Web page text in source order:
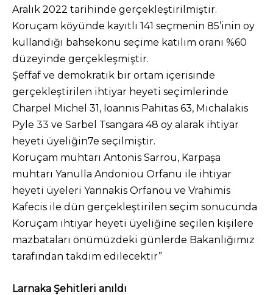
Aralık 2022 tarihinde gerçekleştirilmiştir.
Koruçam köyünde kayıtlı 141 seçmenin 85’inin oy
kullandığı bahsekonu seçime katılım oranı %60
düzeyinde gerçekleşmiştir.
Şeffaf ve demokratik bir ortam içerisinde
gerçekleştirilen ihtiyar heyeti seçimlerinde
Charpel Michel 31, Ioannis Pahitas 63, Michalakis
Pyle 33 ve Sarbel Tsangara 48 oy alarak ihtiyar
heyeti üyeliğin7e seçilmiştir.
Koruçam muhtarı Antonis Sarrou, Karpaşa
muhtarı Yanulla Andoniou Orfanu ile ihtiyar
heyeti üyeleri Yannakis Orfanou ve Vrahimis
Kafecis ile dün gerçekleştirilen seçim sonucunda
Koruçam ihtiyar heyeti üyeliğine seçilen kişilere
mazbataları önümüzdeki günlerde Bakanlığımız
tarafından takdim edilecektir”
Larnaka Şehitleri anıldı